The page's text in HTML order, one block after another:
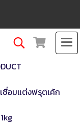
อมแต่งฟรุตเค้ก